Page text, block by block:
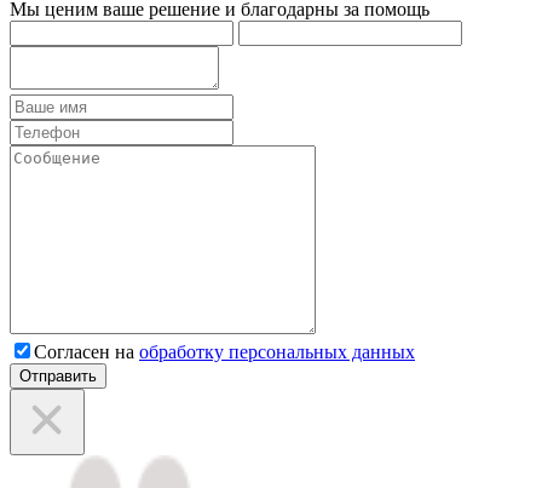
Мы ценим ваше решение и благодарны за помощь
Согласен на обработку персональных данных
Отправить